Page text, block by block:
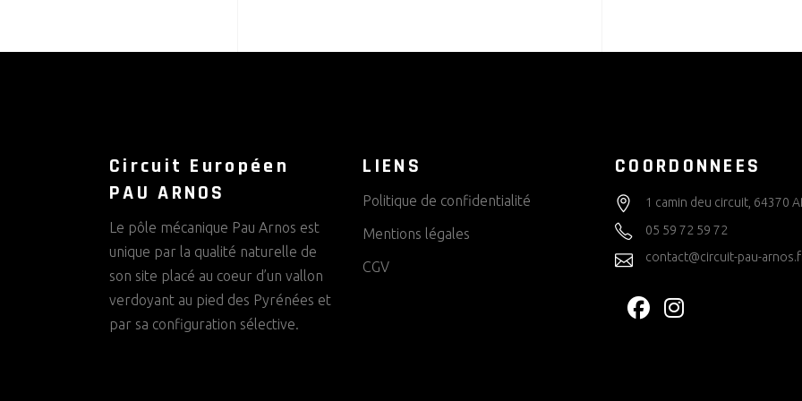
Circuit Européen
PAU ARNOS
Le pôle mécanique Pau Arnos est
unique par la qualité naturelle de
son site placé au coeur d’un vallon
verdoyant au pied des Pyrénées et
par sa configuration sélective.
LIENS
Politique de confidentialité
Mentions légales
CGV
COORDONNEES
1 camin deu circuit, 64370
05 59 72 59 72
contact@circuit-pau-